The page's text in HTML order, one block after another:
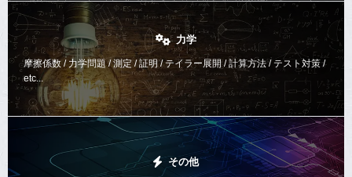
力学
摩擦係数 / 力学問題 / 測定 / 証明 / テイラー展開 / 計算方法 /テスト対策 /
etc...
その他